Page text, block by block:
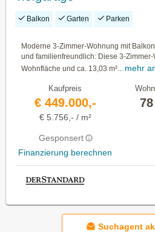
Balkon Garten Parken
Moderne 3-Zimmer-Wohnung mit
und familienfreundlich: Diese 3-Zimmer-
Wohnfläche und ca. 13,03 m²...
mehr
Kaufpreis
€ 449.000,-
€ 5.756,- / m²
Gesponsert
Finanzierung berechnen
78
Suchagent